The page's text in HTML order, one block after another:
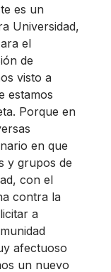
es un
Universidad,
el
de
visto a
estamos
Porque en
en que
y grupos de
con el
contra la
a
afectuoso
un nuevo